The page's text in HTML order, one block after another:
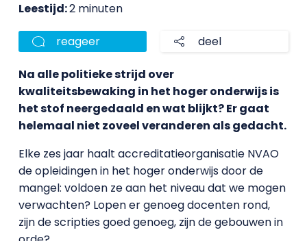
Leestijd:2 minuten
reageer deel
Na alle politieke strijd over
kwaliteitsbewaking in het hoger onderwijs is
het stof neergedaald en wat blijkt? Er gaat
helemaal niet zoveel veranderen als gedacht.
Elke zes jaar haalt accreditatieorganisatie NVAO
de opleidingen in het hoger onderwijs door de
mangel: voldoen ze aan het niveau dat we mogen
verwachten? Lopen er genoeg docenten rond,
zijn de scripties goed genoeg, zijn de gebouwen in